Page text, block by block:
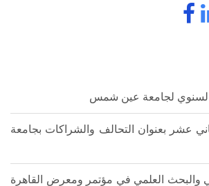
السنوي لجامعة عين شمس
عشر بعنوان التحالف والشراكات بجامعة
والبحث العلمي في مؤتمر ومعرض القاهرة